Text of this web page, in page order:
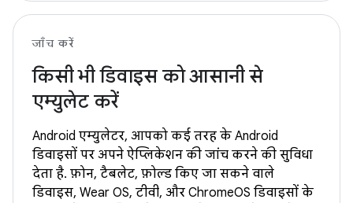
जाँच करें
किसी भी डिवाइस को आसानी से
एम्युलेट करें
Android एम्युलेटर, आपको कई तरह के Android
डिवाइसों पर अपने ऐप्लिकेशन की जांच करने की सुविधा
देता है. फ़ोन, टैबलेट, फ़ोल्ड किए जा सकने वाले
डिवाइस, Wear OS, टीवी, और ChromeOS डिवाइसों के